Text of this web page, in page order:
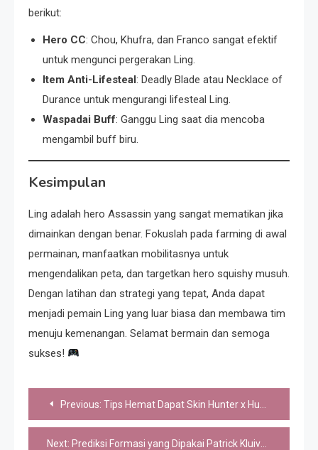
berikut:
Hero CC: Chou, Khufra, dan Franco sangat efektif
untuk mengunci pergerakan Ling.
Item Anti-Lifesteal: Deadly Blade atau Necklace of
Durance untuk mengurangi lifesteal Ling.
Waspadai Buff: Ganggu Ling saat dia mencoba
mengambil buff biru.
Kesimpulan
Ling adalah hero Assassin yang sangat mematikan jika
dimainkan dengan benar. Fokuslah pada farming di awal
permainan, manfaatkan mobilitasnya untuk
mengendalikan peta, dan targetkan hero squishy musuh.
Dengan latihan dan strategi yang tepat, Anda dapat
menjadi pemain Ling yang luar biasa dan membawa tim
menuju kemenangan. Selamat bermain dan semoga
sukses!
Post
navigation
Previous: Tips Hemat Dapat Skin Hunter x Hunter di Mobile Legends
Next: Prediksi Formasi yang Dipakai Patrick Kluivert di Timnas Indonesia